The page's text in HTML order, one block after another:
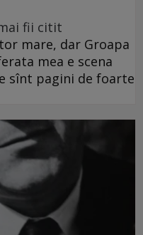
fii citit
mare, dar Groapa
mea e scena
sînt pagini de foarte